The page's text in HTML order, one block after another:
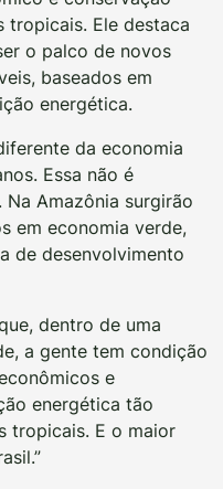
Ele destaca
o palco de novos
baseados em
energética.
da economia
Essa não é
Amazônia surgirão
em economia verde,
de desenvolvimento
dentro de uma
a gente tem condição
e
energética tão
tropicais. E o maior